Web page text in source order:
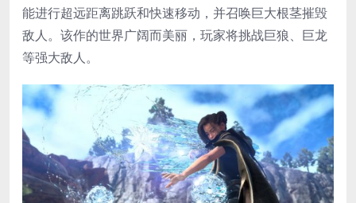
能进行超远距离跳跃和快速移动，并召唤巨大根茎摧毁
敌人。该作的世界广阔而美丽，玩家将挑战巨狼、巨龙
等强大敌人。